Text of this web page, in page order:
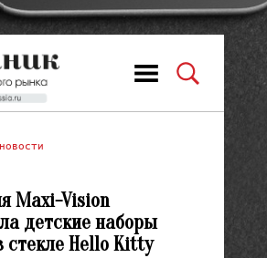
Maxi-Vision
детские наборы
стекле Hello Kitty